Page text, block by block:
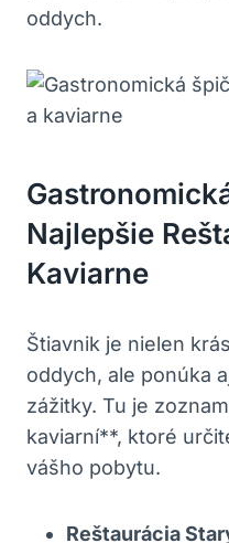
oddych.
Najlepšie
Kaviarne
Štiavnik je nielen
oddych, ale ponúka
zážitky. Tu je
kaviarní**, ⁤ktoré
vášho pobytu.
Reštaurácia